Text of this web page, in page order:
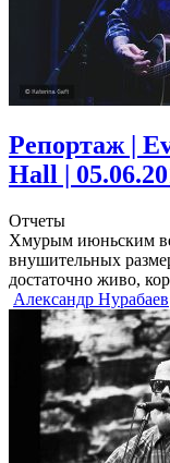
Репортаж |
Hall |
Отчеты
Хмурым июньским
внушительных
достаточно живо,
Александр Нурабаев